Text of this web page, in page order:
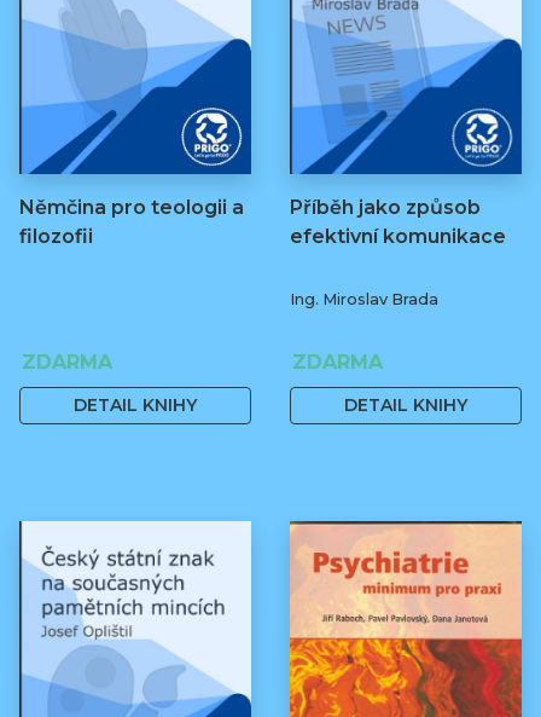
Němčina pro teologii a
filozofii
ZDARMA
DETAIL KNIHY
Příběh jako způsob
efektivní komunikace
Ing. Miroslav Brada
ZDARMA
DETAIL KNIHY